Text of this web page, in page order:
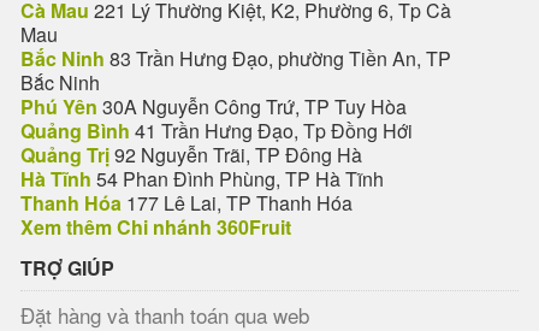
Cà Mau 221 Lý Thường Kiệt, K2, Phường 6, Tp Cà
Mau
Bắc Ninh 83 Trần Hưng Đạo, phường Tiền An, TP
Bắc Ninh
Phú Yên 30A Nguyễn Công Trứ, TP Tuy Hòa
Quảng Bình 41 Trần Hưng Đạo, Tp Đồng Hới
Quảng Trị92 Nguyễn Trãi, TP Đông Hà
Hà Tĩnh 54 Phan Đình Phùng, TP Hà Tĩnh
Thanh Hóa 177 Lê Lai, TP Thanh Hóa
Xem thêm Chi nhánh 360Fruit
TRỢ GIÚP
Đặt hàng và thanh toán qua web